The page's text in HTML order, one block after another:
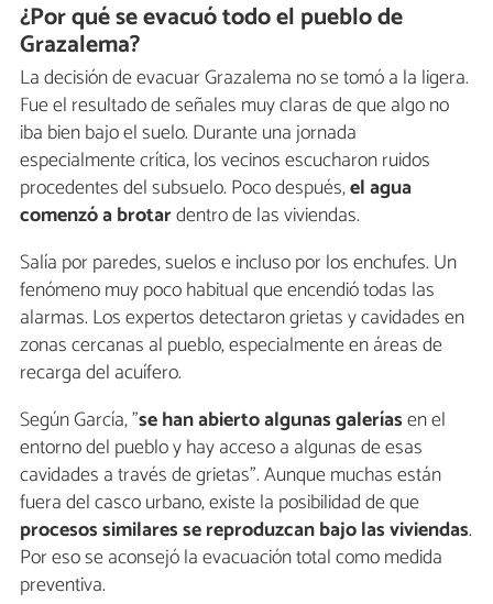
¿Por qué se evacuó todo el pueblo de
Grazalema?
La decisión de evacuar Grazalema no se tomó a la ligera.
Fue el resultado de señales muy claras de que algo no
iba bien bajo el suelo. Durante una jornada
especialmente crítica, los vecinos escucharon ruidos
procedentes del subsuelo. Poco después,el agua
comenzó a brotardentro de las viviendas.
Salía por paredes, suelos e incluso por los enchufes. Un
fenómeno muy poco habitual que encendió todas las
alarmas. Los expertos detectaron grietas y cavidades en
zonas cercanas al pueblo, especialmente en áreas de
recarga del acuífero.
Según García, "se han abierto algunas galeríasen el
entorno del pueblo y hay acceso a algunas de esas
cavidades a través de grietas". Aunque muchas están
fuera del casco urbano, existe la posibilidad de que
procesos similares se reproduzcan bajo las viviendas.
Por eso se aconsejó la evacuación total como medida
preventiva.